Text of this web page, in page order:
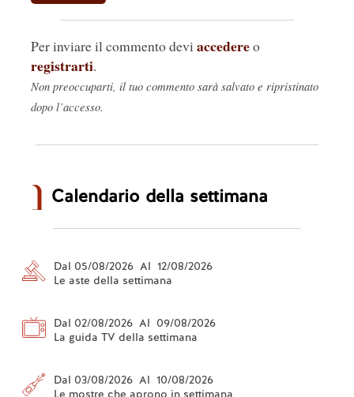
4.Elfo 16/06/2023, 07:39
Non capisco questo rigurgito nazionalista, e poi
del restauro a carico del ricevente
Rispondi 🤍0
6.Dario
gestione del patrimonio, che è considerato alla
stregua di un bancomat se non come una mucca
Per inviare il commento devi accedereo
registrarti.
Non preoccuparti, il tuo commento sarà salvato e ripristinato
dopo l’accesso.
Calendario della settimana
Dal 05/08/2026 Al 12/08/2026
Le aste della settimana
Dal 02/08/2026 Al 09/08/2026
La guida TV della settimana
Dal 03/08/2026 Al 10/08/2026
Le mostre che aprono in settimana